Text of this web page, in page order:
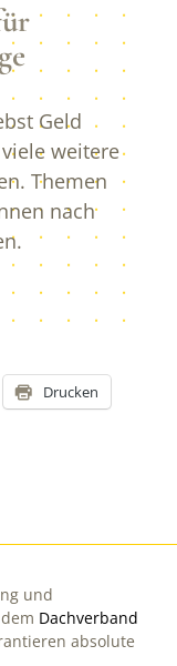
Geld
viele weitere
Themen
nach
Drucken
und
Dachverband
absolute